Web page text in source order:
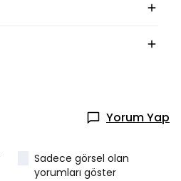
Yorum Yap
Sadece görsel olan
yorumları göster